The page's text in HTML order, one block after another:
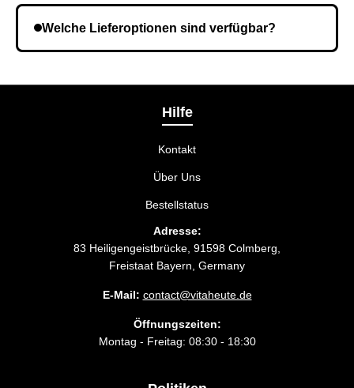
und wiederholen Sie gegebenenfalls die Bestellung.
Welche Lieferoptionen sind verfügbar?
Liefermethode wählen, die am besten zu Ihnen
Hilfe
Kontakt
Über Uns
Bestellstatus
Adresse:
83 Heiligengeistbrücke, 91598 Colmberg,
Freistaat Bayern, Germany
E-Mail: contact@vitaheute.de
Öffnungszeiten:
Montag - Freitag: 08:30 - 18:30